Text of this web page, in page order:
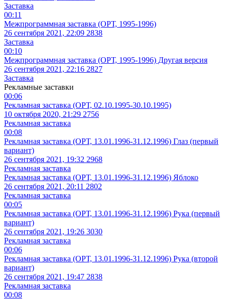
Заставка
00:11
Межпрограммная заставка (ОРТ, 1995-1996)
26 сентября 2021, 22:09 2838
Заставка
00:10
Межпрограммная заставка (ОРТ, 1995-1996) Другая версия
26 сентября 2021, 22:16 2827
Заставка
Рекламные заставки
00:06
Рекламная заставка (ОРТ, 02.10.1995-30.10.1995)
10 октября 2020, 21:29 2756
Рекламная заставка
00:08
Рекламная заставка (ОРТ, 13.01.1996-31.12.1996) Глаз (первый
вариант)
26 сентября 2021, 19:32 2968
Рекламная заставка
Рекламная заставка (ОРТ, 13.01.1996-31.12.1996) Яблоко
26 сентября 2021, 20:11 2802
Рекламная заставка
00:05
Рекламная заставка (ОРТ, 13.01.1996-31.12.1996) Рука (первый
вариант)
26 сентября 2021, 19:26 3030
Рекламная заставка
00:06
Рекламная заставка (ОРТ, 13.01.1996-31.12.1996) Рука (второй
вариант)
26 сентября 2021, 19:47 2838
Рекламная заставка
00:08